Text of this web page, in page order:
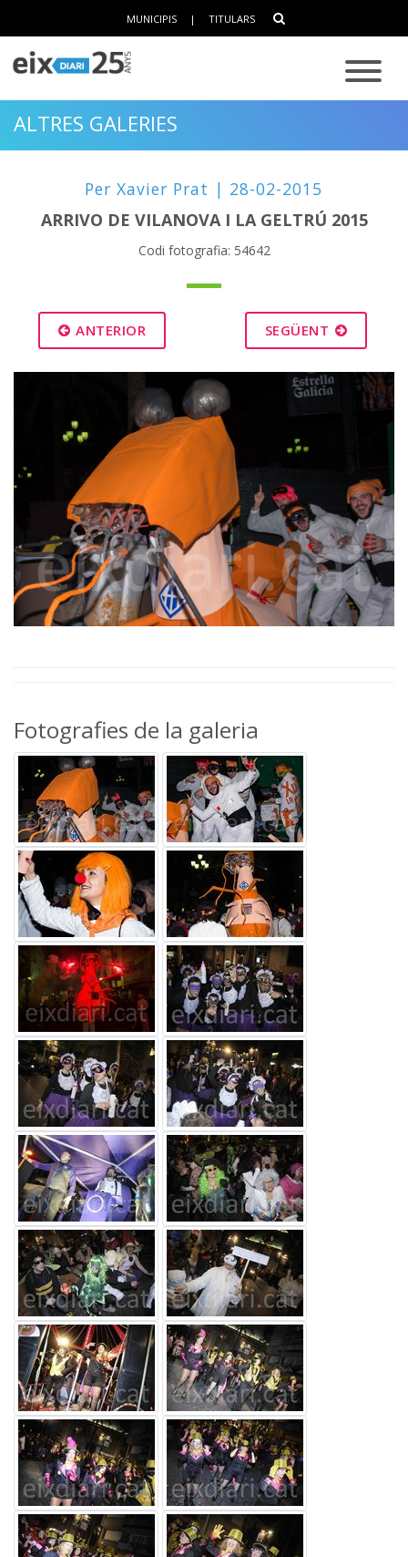
MUNICIPIS | TITULARS
ALTRES GALERIES
Per Xavier Prat | 28-02-2015
ARRIVO DE VILANOVA I LA GELTRÚ 2015
Codi fotografia: 54642
ANTERIOR SEGÜENT
Fotografies de la galeria